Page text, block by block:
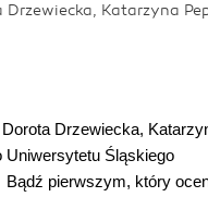
Katarzyna
Dorota Drzewiecka,
Uniwersytetu Śląskiego
Bądź pierwszym, który